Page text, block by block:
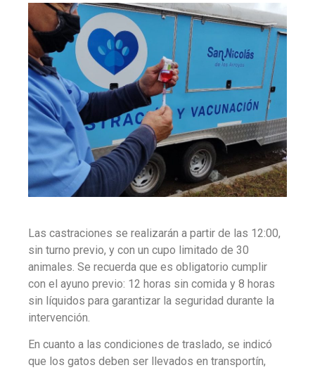
Las castraciones se realizarán a partir de las 12:00,
sin turno previo, y con un cupo limitado de 30
animales. Se recuerda que es obligatorio cumplir
con el ayuno previo: 12 horas sin comida y 8 horas
sin líquidos para garantizar la seguridad durante la
intervención.
En cuanto a las condiciones de traslado, se indicó
que los gatos deben ser llevados en transportín,